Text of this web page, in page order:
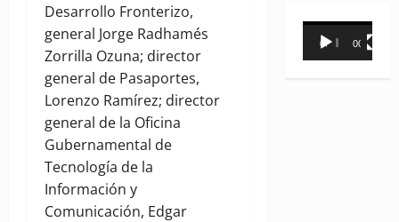
Desarrollo Fronterizo,
general Jorge Radhamés
Zorrilla Ozuna; director
general de Pasaportes,
Lorenzo Ramírez; director
general de la Oficina
Gubernamental de
Tecnología de la
Información y
Comunicación, Edgar
Reproductor
00:00 00:31